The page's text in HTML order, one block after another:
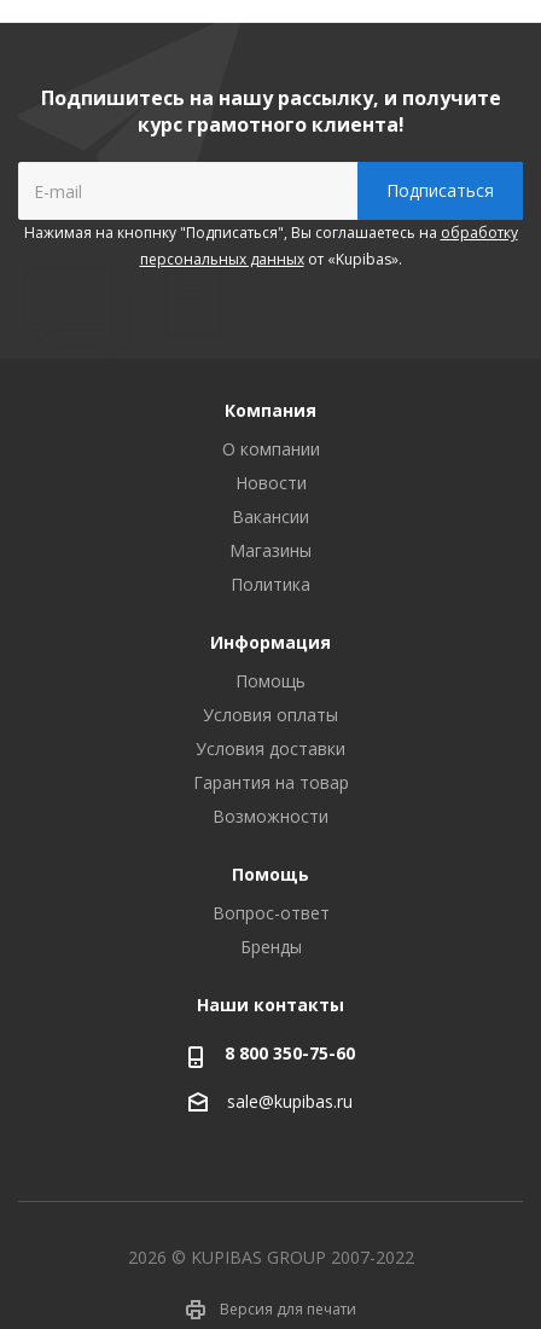
Подпишитесь на нашу рассылку, и получите
курс грамотного клиента!
Нажимая на кнопнку "Подписаться", Вы соглашаетесь на обработку
персональных данныхот «Kupibas».
Компания
О компании
Новости
Вакансии
Магазины
Политика
Информация
Помощь
Условия оплаты
Условия доставки
Гарантия на товар
Возможности
Помощь
Вопрос-ответ
Бренды
Наши контакты
8 800 350-75-60
sale@kupibas.ru
2026 © KUPIBAS GROUP 2007-2022
Версия для печати